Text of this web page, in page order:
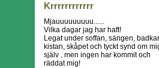
Krrrrrrrrrrrr
Mjauuuuuuuuu......
Vilka dagar jag har haft!
Legat under soffan, sängen,
kistan, skåpet och tyckt synd om
själv , men ingen har kommit och
räddat mig!